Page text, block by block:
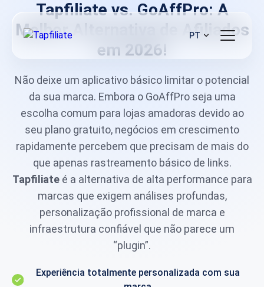
PT
Tapfiliate vs. GoAffPro: A
Melhor Alternativa de Afiliados
em 2026!
Não deixe um aplicativo básico limitar o potencial
da sua marca. Embora o GoAffPro seja uma
escolha comum para lojas amadoras devido ao
seu plano gratuito, negócios em crescimento
rapidamente percebem que precisam de mais do
que apenas rastreamento básico de links.
Tapfiliateé a alternativa de alta performance para
marcas que exigem análises profundas,
personalização profissional de marca e
infraestrutura confiável que não parece um
“plugin”.
Experiência totalmente personalizada com sua